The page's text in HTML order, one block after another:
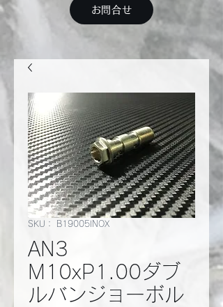
お問合せ
SKU： B19005INOX
AN3
M10xP1.00ダブ
ルバンジョーボル